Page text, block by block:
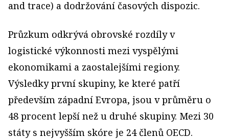
and trace) a dodržování časových dispozic.
Průzkum odkrývá obrovské rozdíly v
logistické výkonnosti mezi vyspělými
ekonomikami a zaostalejšími regiony.
Výsledky první skupiny, ke které patří
především západní Evropa, jsou v průměru o
48 procent lepší než u druhé skupiny. Mezi 30
státy s nejvyšším skóre je 24 členů OECD.